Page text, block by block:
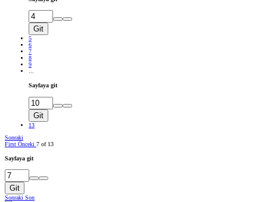
Git
5
6
7
8
9
Sayfaya git
Git
13
Sonraki
First Önceki 7 of 13
Sayfaya git
Git
Sonraki Son